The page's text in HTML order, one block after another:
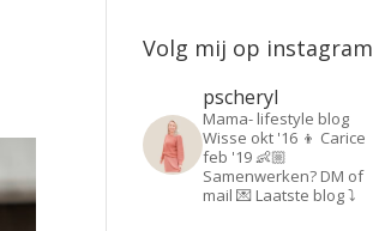
Volg mij op instagram
pscheryl
Mama- lifestyle blog
Wisse okt '16 👦 Carice
feb '19 👶🏼
Samenwerken? DM of
mail 💌 Laatste blog ⤵️